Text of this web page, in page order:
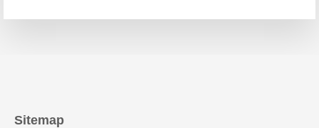
Sitemap